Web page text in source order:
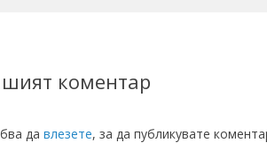
коментар
да влезете, за да публикувате